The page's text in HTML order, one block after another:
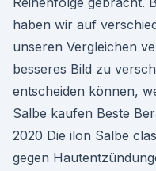
haben wir auf
unseren Vergleichen
besseres Bild zu
entscheiden können,
Salbe kaufen Beste
2020 Die ilon Salbe
gegen